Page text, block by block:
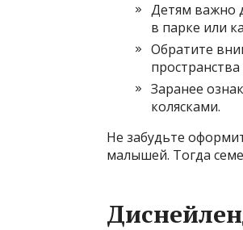
Детям важно
в парке или
Обратите
пространства
Заранее
колясками.
Не забудьте
малышей. Тогда